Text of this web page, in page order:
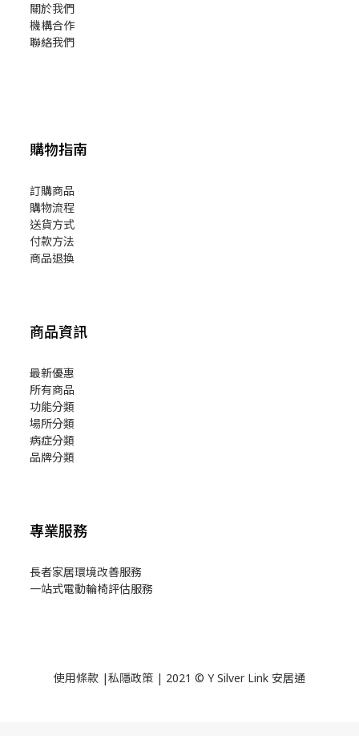
關於我們
機構合作
聯絡我們
購物指南
訂購商品
購物流程
送貨方式
付款方法
商品退換
商品資訊
最新優惠
所有商品
功能分類
場所分類
病症分類
品牌分類
專業服務
長者家居環境改善服務
一站式電動輪椅評估服務
使用條款 |私隱政策 | 2021 © Y Silver Link 安居通